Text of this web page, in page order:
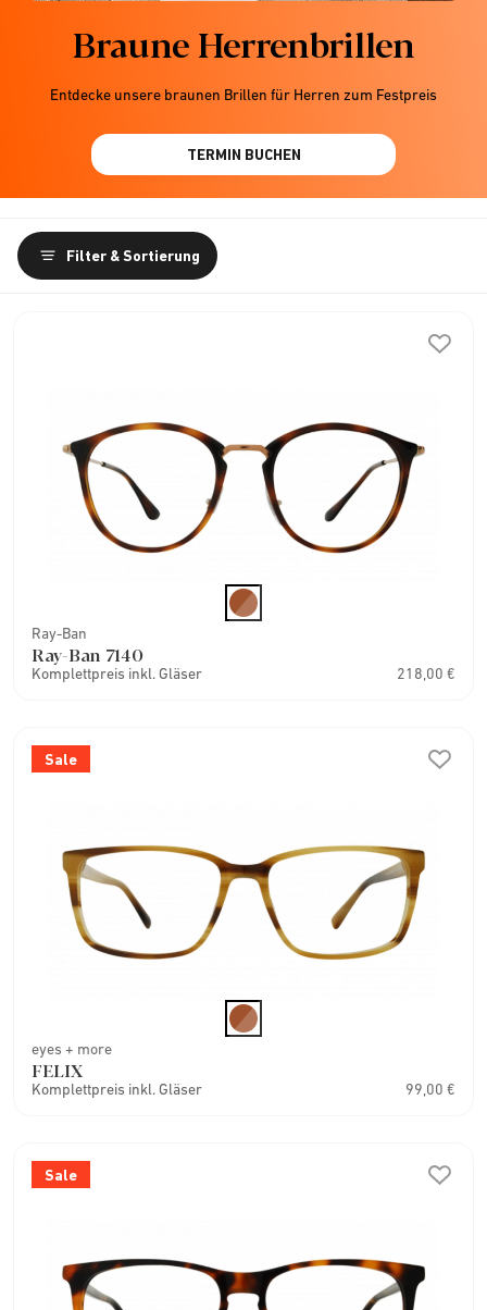
Braune Herrenbrillen
Entdecke unsere braunen Brillen für Herren zum Festpreis
TERMIN BUCHEN
Filter & Sortierung
Ray-Ban
Ray-Ban 7140
Komplettpreis inkl. Gläser 218,00 €
Sale
eyes + more
FELIX
Komplettpreis inkl. Gläser 99,00 €
Sale